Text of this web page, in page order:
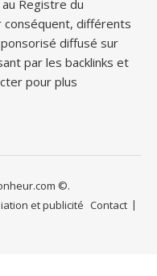
Registre du
conséquent, différents
diffusé sur
par les backlinks et
pour plus
©.
et publicité Contact